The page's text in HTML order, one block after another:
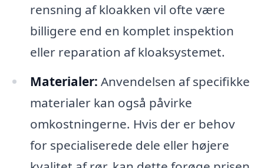
rensning af kloakken vil ofte være
billigere end en komplet inspektion
eller reparation af kloaksystemet.
Materialer: Anvendelsen af specifikke
materialer kan også påvirke
omkostningerne. Hvis der er behov
for specialiserede dele eller højere